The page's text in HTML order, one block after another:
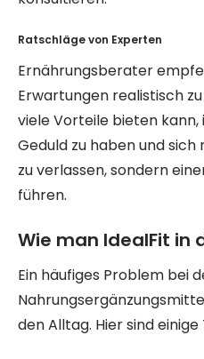
Ratschläge von Experten
Ernährungsberater
Erwartungen realistisch
viele Vorteile bieten kann,
Geduld zu haben und
zu verlassen, sondern
führen.
Wie man IdealFit in
Ein häufiges Problem bei
den Alltag. Hier sind einige